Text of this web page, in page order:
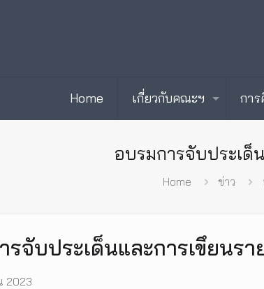
Home เกี่ยวกับคณะฯ กา
อบรมการจับประเด็
Home ข่าว
รจับประเด็นและการเขึยนร
2023